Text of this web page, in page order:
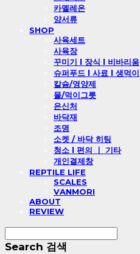
카멜레온
양서류
SHOP
사육세트
사육장
꾸미기 l 장식 l 비바리움
슈퍼푸드 l 사료 l 생먹이
칼슘/영양제
물/먹이그릇
은신처
바닥재
조명
소켓 / 바닥 히팅
청소 l 편의 ㅣ 기타
개인결제창
REPTILE LIFE
SCALES
VANMORI
ABOUT
REVIEW
Search 검색